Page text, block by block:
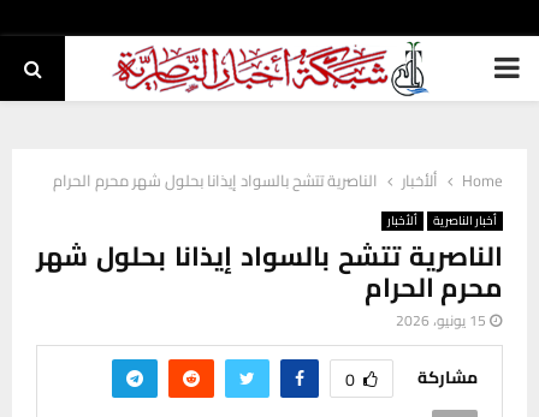
PRIMARY
Home ألأخبار الناصرية تتشح بالسواد إيذانا بحلول شهر محرم الحرام
أخبار الناصرية ألأخبار
الناصرية تتشح بالسواد إيذانا بحلول شهر
محرم الحرام
15 يونيو، 2026
مشاركة 0